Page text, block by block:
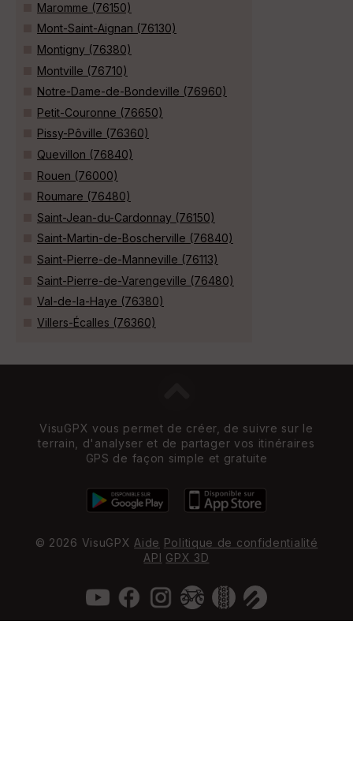
Maromme (76150)
Mont-Saint-Aignan (76130)
Montigny (76380)
Montville (76710)
Notre-Dame-de-Bondeville (76960)
Petit-Couronne (76650)
Pissy-Pôville (76360)
Quevillon (76840)
Rouen (76000)
Roumare (76480)
Saint-Jean-du-Cardonnay (76150)
Saint-Martin-de-Boscherville (76840)
Saint-Pierre-de-Manneville (76113)
Saint-Pierre-de-Varengeville (76480)
Val-de-la-Haye (76380)
Villers-Écalles (76360)
VisuGPX vous permet de créer, de suivre sur le
terrain, d'analyser et de partager vos itinéraires
GPS de façon simple et gratuite
© 2026 VisuGPX Aide Politique de confidentialité
API GPX 3D